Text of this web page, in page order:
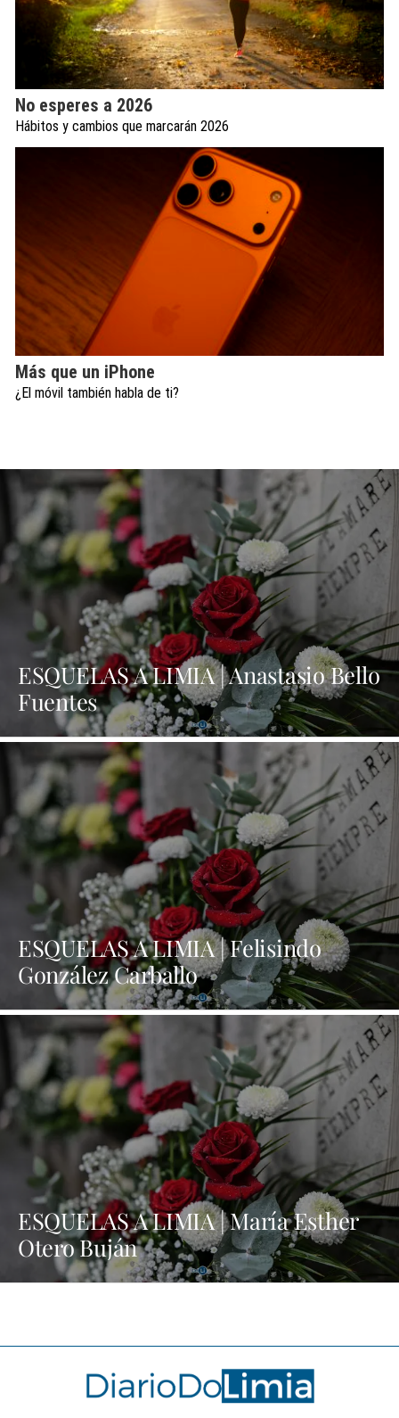
No esperes a 2026
Hábitos y cambios que marcarán 2026
Más que un iPhone
¿El móvil también habla de ti?
ESQUELAS A LIMIA | Anastasio Bello
Fuentes
ESQUELAS A LIMIA | Felisindo
González Carballo
ESQUELAS A LIMIA | María Esther
Otero Buján